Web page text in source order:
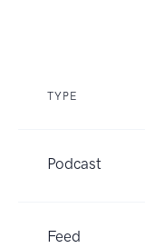
TYPE
Podcast
Feed